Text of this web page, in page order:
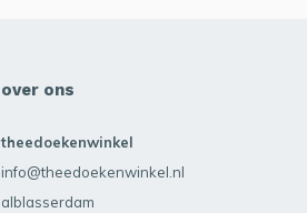
over ons
theedoekenwinkel
info@theedoekenwinkel.nl
alblasserdam